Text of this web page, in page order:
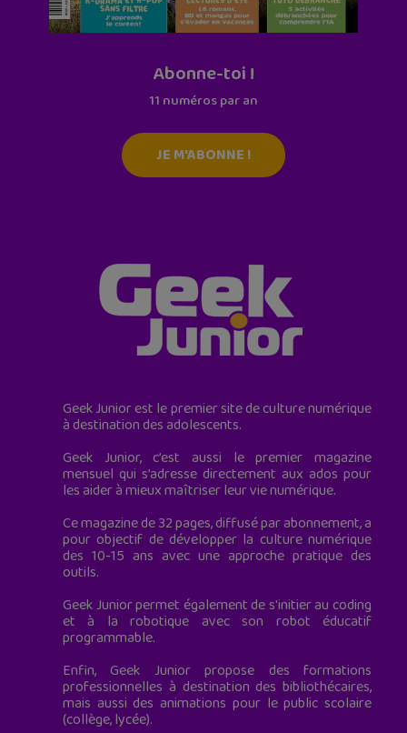
Abonne-toi !
11 numéros par an
JE M'ABONNE !
Geek Junior est le premier site de culture numérique
à destination des adolescents.
Geek Junior, c’est aussi le premier magazine
mensuel qui s’adresse directement aux ados pour
les aider à mieux maîtriser leur vie numérique.
Ce magazine de 32 pages, diffusé par abonnement, a
pour objectif de développer la culture numérique
des 10-15 ans avec une approche pratique des
outils.
Geek Junior permet également de s'initier au coding
et à la robotique avec son robot éducatif
programmable.
Enfin, Geek Junior propose des formations
professionnelles à destination des bibliothécaires,
mais aussi des animations pour le public scolaire
(collège, lycée).